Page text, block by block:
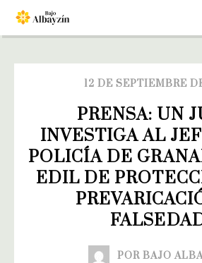
12 DE SEPTIEMBRE
PRENSA: UN
INVESTIGA AL
POLICÍA DE
EDIL DE
POR BAJO